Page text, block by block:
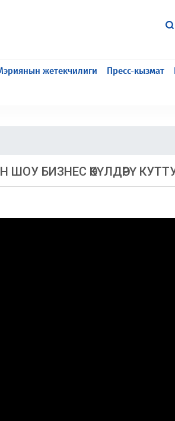
жетекчилиги Пресс-кызмат
БИЗНЕС ӨКҮЛДӨРҮ